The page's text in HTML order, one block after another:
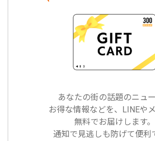
あなたの街の話題のニュ
お得な情報などを、LINEや
無料でお届けします。
通知で見逃しも防げて便利